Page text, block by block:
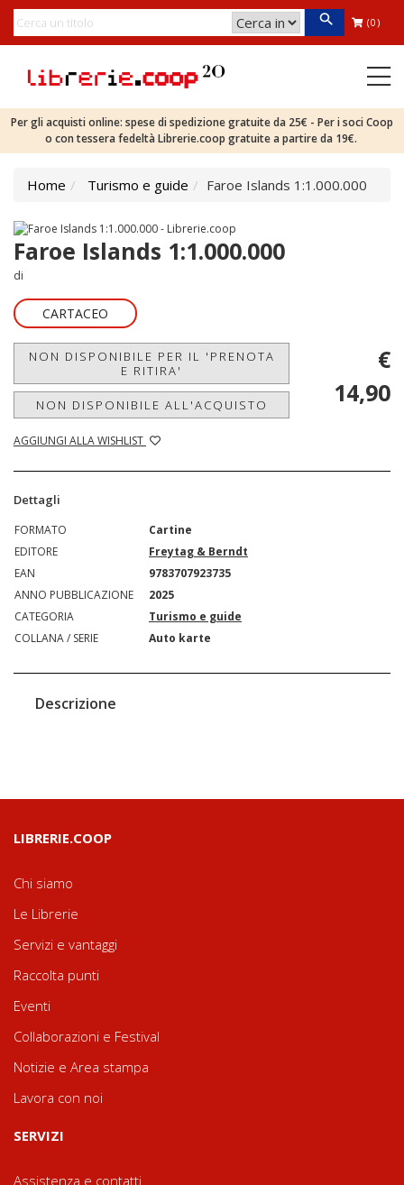
(0)
Per gli acquisti online: spese di spedizione gratuite da 25€ - Per i soci Coop
o con tessera fedeltà Librerie.coop gratuite a partire da 19€.
Home Turismo e guide Faroe Islands 1:1.000.000
Faroe Islands 1:1.000.000
di
CARTACEO
NON DISPONIBILE PER IL 'PRENOTA
E RITIRA'
NON DISPONIBILE ALL'ACQUISTO
AGGIUNGI ALLA WISHLIST
€
14,90
Dettagli
FORMATO
Cartine
EDITORE
Freytag & Berndt
EAN
9783707923735
ANNO PUBBLICAZIONE
2025
CATEGORIA
Turismo e guide
COLLANA / SERIE
Auto karte
Descrizione
LIBRERIE.COOP
Chi siamo
Le Librerie
Servizi e vantaggi
Raccolta punti
Eventi
Collaborazioni e Festival
Notizie e Area stampa
Lavora con noi
SERVIZI
Assistenza e contatti